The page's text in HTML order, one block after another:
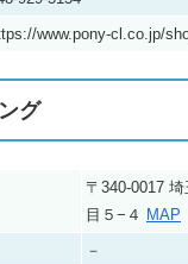
www.pony-cl.co.jp/
グ
〒340-0017
目５−４ MAP
－